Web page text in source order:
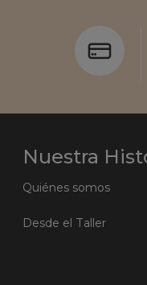
Nuestra
Quiénes somos
Desde el Taller